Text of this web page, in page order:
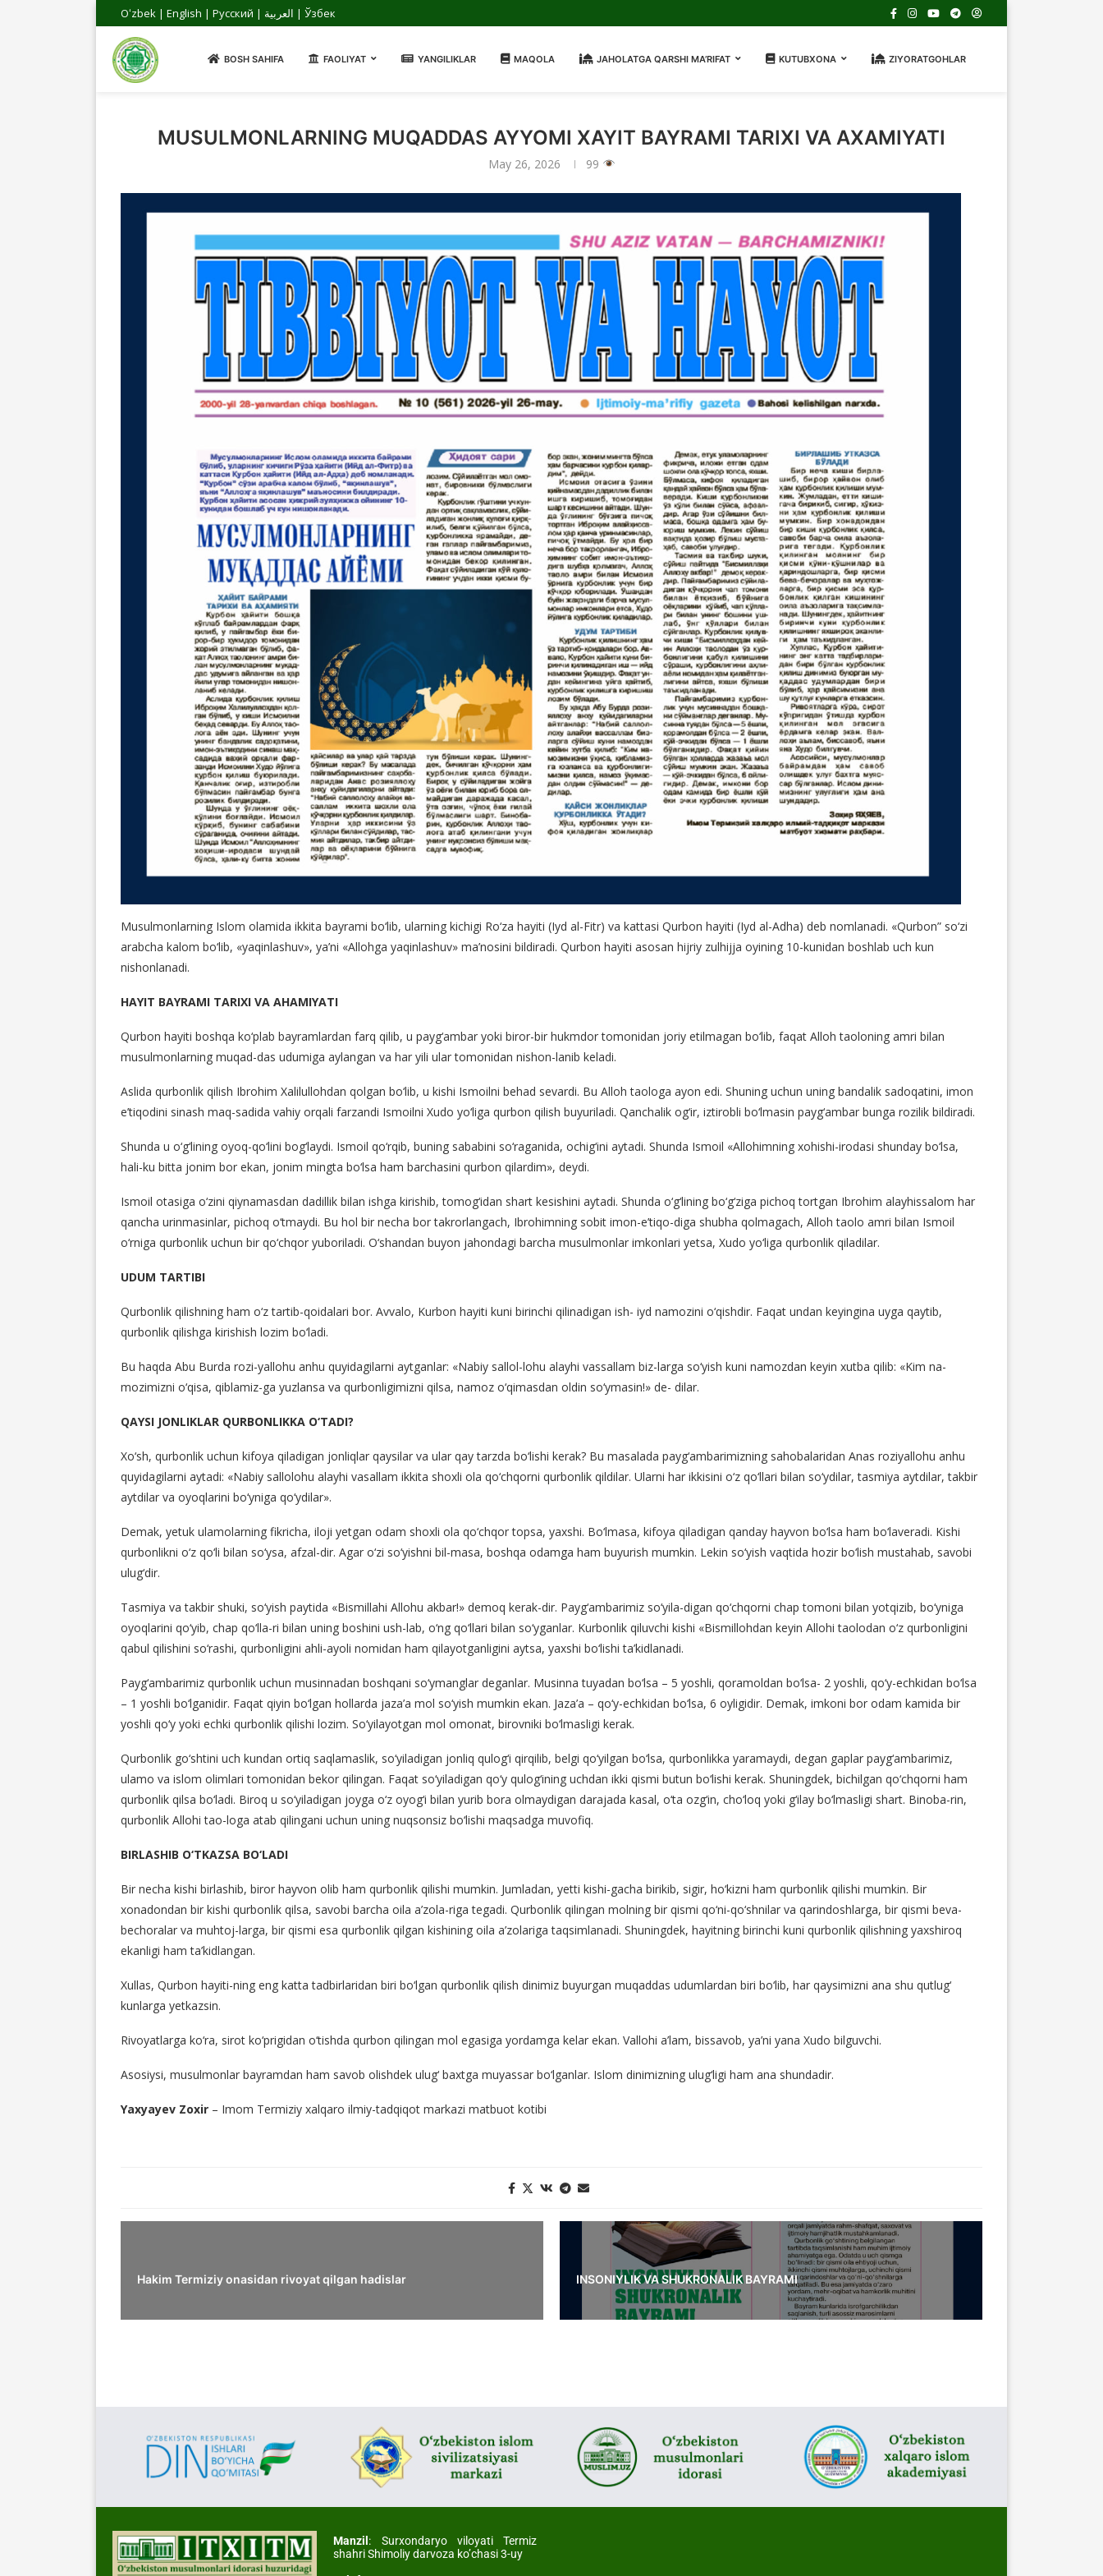
Oʻzbek | English | Русский | العربية | Ўзбек
BOSH SAHIFA FAOLIYAT YANGILIKLAR MAQOLA JAHOLATGA QARSHI MA’RIFAT KUTUBXONA ZIYORATGOHLAR
MUSULMONLARNING MUQADDAS AYYOMI XAYIT BAYRAMI TARIXI VA AXAMIYATI
May 26, 2026 99
Musulmonlarning Islom olamida ikkita bayrami bo‘lib, ularning kichigi Ro‘za hayiti (Iyd al-Fitr) va kattasi Qurbon hayiti (Iyd al-Adha) deb nomlanadi. «Qurbon” so‘zi
arabcha kalom bo‘lib, «yaqinlashuv», ya’ni «Allohga yaqinlashuv» ma’nosini bildiradi. Qurbon hayiti asosan hijriy zulhijja oyining 10-kunidan boshlab uch kun
nishonlanadi.
HAYIT BAYRAMI TARIXI VA AHAMIYATI
Qurbon hayiti boshqa ko‘plab bayramlardan farq qilib, u payg‘ambar yoki biror-bir hukmdor tomonidan joriy etilmagan bo‘lib, faqat Alloh taoloning amri bilan
musulmonlarning muqad-das udumiga aylangan va har yili ular tomonidan nishon-lanib keladi.
Aslida qurbonlik qilish Ibrohim Xalilullohdan qolgan bo‘lib, u kishi Ismoilni behad sevardi. Bu Alloh taologa ayon edi. Shuning uchun uning bandalik sadoqatini, imon
e’tiqodini sinash maq-sadida vahiy orqali farzandi Ismoilni Xudo yo‘liga qurbon qilish buyuriladi. Qanchalik og‘ir, iztirobli bo‘lmasin payg‘ambar bunga rozilik bildiradi.
Shunda u o‘g‘lining oyoq-qo‘lini bog‘laydi. Ismoil qo‘rqib, buning sababini so‘raganida, ochig‘ini aytadi. Shunda Ismoil «Allohimning xohishi-irodasi shunday bo‘lsa,
hali-ku bitta jonim bor ekan, jonim mingta bo‘lsa ham barchasini qurbon qilardim», deydi.
Ismoil otasiga o‘zini qiynamasdan dadillik bilan ishga kirishib, tomog‘idan shart kesishini aytadi. Shunda o‘g‘lining bo‘g‘ziga pichoq tortgan Ibrohim alayhissalom har
qancha urinmasinlar, pichoq o‘tmaydi. Bu hol bir necha bor takrorlangach, Ibrohimning sobit imon-e’tiqo-diga shubha qolmagach, Alloh taolo amri bilan Ismoil
o‘rniga qurbonlik uchun bir qo‘chqor yuboriladi. O‘shandan buyon jahondagi barcha musulmonlar imkonlari yetsa, Xudo yo‘liga qurbonlik qiladilar.
UDUM TARTIBI
Qurbonlik qilishning ham o‘z tartib-qoidalari bor. Avvalo, Kurbon hayiti kuni birinchi qilinadigan ish- iyd namozini o‘qishdir. Faqat undan keyingina uyga qaytib,
qurbonlik qilishga kirishish lozim bo‘ladi.
Bu haqda Abu Burda rozi-yallohu anhu quyidagilarni aytganlar: «Nabiy sallol-lohu alayhi vassallam biz-larga so‘yish kuni namozdan keyin xutba qilib: «Kim na-
mozimizni o‘qisa, qiblamiz-ga yuzlansa va qurbonligimizni qilsa, namoz o‘qimasdan oldin so‘ymasin!» de- dilar.
QAYSI JONLIKLAR QURBONLIKKA O‘TADI?
Xo‘sh, qurbonlik uchun kifoya qiladigan jonliqlar qaysilar va ular qay tarzda bo‘lishi kerak? Bu masalada payg‘ambarimizning sahobalaridan Anas roziyallohu anhu
quyidagilarni aytadi: «Nabiy sallolohu alayhi vasallam ikkita shoxli ola qo‘chqorni qurbonlik qildilar. Ularni har ikkisini o‘z qo‘llari bilan so‘ydilar, tasmiya aytdilar, takbir
aytdilar va oyoqlarini bo‘yniga qo‘ydilar».
Demak, yetuk ulamolarning fikricha, iloji yetgan odam shoxli ola qo‘chqor topsa, yaxshi. Bo‘lmasa, kifoya qiladigan qanday hayvon bo‘lsa ham bo‘laveradi. Kishi
qurbonlikni o‘z qo‘li bilan so‘ysa, afzal-dir. Agar o‘zi so‘yishni bil-masa, boshqa odamga ham buyurish mumkin. Lekin so‘yish vaqtida hozir bo‘lish mustahab, savobi
ulug‘dir.
Tasmiya va takbir shuki, so‘yish paytida «Bismillahi Allohu akbar!» demoq kerak-dir. Payg‘ambarimiz so‘yila-digan qo‘chqorni chap tomoni bilan yotqizib, bo‘yniga
oyoqlarini qo‘yib, chap qo‘lla-ri bilan uning boshini ush-lab, o‘ng qo‘llari bilan so‘yganlar. Kurbonlik qiluvchi kishi «Bismillohdan keyin Allohi taolodan o‘z qurbonligini
qabul qilishini so‘rashi, qurbonligini ahli-ayoli nomidan ham qilayotganligini aytsa, yaxshi bo‘lishi ta’kidlanadi.
Payg‘ambarimiz qurbonlik uchun musinnadan boshqani so‘ymanglar deganlar. Musinna tuyadan bo‘lsa – 5 yoshli, qoramoldan bo‘lsa- 2 yoshli, qo‘y-echkidan bo‘lsa
– 1 yoshli bo‘lganidir. Faqat qiyin bo‘lgan hollarda jaza’a mol so‘yish mumkin ekan. Jaza’a – qo‘y-echkidan bo‘lsa, 6 oyligidir. Demak, imkoni bor odam kamida bir
yoshli qo‘y yoki echki qurbonlik qilishi lozim. So‘yilayotgan mol omonat, birovniki bo‘lmasligi kerak.
Qurbonlik go‘shtini uch kundan ortiq saqlamaslik, so‘yiladigan jonliq qulog‘i qirqilib, belgi qo‘yilgan bo‘lsa, qurbonlikka yaramaydi, degan gaplar payg‘ambarimiz,
ulamo va islom olimlari tomonidan bekor qilingan. Faqat so‘yiladigan qo‘y qulog‘ining uchdan ikki qismi butun bo‘lishi kerak. Shuningdek, bichilgan qo‘chqorni ham
qurbonlik qilsa bo‘ladi. Biroq u so‘yiladigan joyga o‘z oyog‘i bilan yurib bora olmaydigan darajada kasal, o‘ta ozg‘in, cho‘loq yoki g‘ilay bo‘lmasligi shart. Binoba-rin,
qurbonlik Allohi tao-loga atab qilingani uchun uning nuqsonsiz bo‘lishi maqsadga muvofiq.
BIRLASHIB O‘TKAZSA BO‘LADI
Bir necha kishi birlashib, biror hayvon olib ham qurbonlik qilishi mumkin. Jumladan, yetti kishi-gacha birikib, sigir, ho‘kizni ham qurbonlik qilishi mumkin. Bir
xonadondan bir kishi qurbonlik qilsa, savobi barcha oila a’zola-riga tegadi. Qurbonlik qilingan molning bir qismi qo‘ni-qo‘shnilar va qarindoshlarga, bir qismi beva-
bechoralar va muhtoj-larga, bir qismi esa qurbonlik qilgan kishining oila a’zolariga taqsimlanadi. Shuningdek, hayitning birinchi kuni qurbonlik qilishning yaxshiroq
ekanligi ham ta’kidlangan.
Xullas, Qurbon hayiti-ning eng katta tadbirlaridan biri bo‘lgan qurbonlik qilish dinimiz buyurgan muqaddas udumlardan biri bo‘lib, har qaysimizni ana shu qutlug‘
kunlarga yetkazsin.
Rivoyatlarga ko‘ra, sirot ko‘prigidan o‘tishda qurbon qilingan mol egasiga yordamga kelar ekan. Vallohi a’lam, bissavob, ya’ni yana Xudo bilguvchi.
Asosiysi, musulmonlar bayramdan ham savob olishdek ulug‘ baxtga muyassar bo‘lganlar. Islom dinimizning ulug‘ligi ham ana shundadir.
Yaxyayev Zoxir – Imom Termiziy xalqaro ilmiy-tadqiqot markazi matbuot kotibi
Hakim Termiziy onasidan rivoyat qilgan hadislar INSONIYLIK VA SHUKRONALIK BAYRAMI
Manzil : Surxondaryo viloyati Termiz
shahri Shimoliy darvoza ko’chasi 3-uy